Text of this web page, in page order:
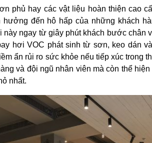
phủ hay các vật liệu hoàn thiện cao
đến hô hấp của những khách
ngay từ giây phút khách bước chân
hơi VOC phát sinh từ sơn, keo dán
ẩn rủi ro sức khỏe nếu tiếp xúc trong
và đội ngũ nhân viên mà còn thể
nhất.